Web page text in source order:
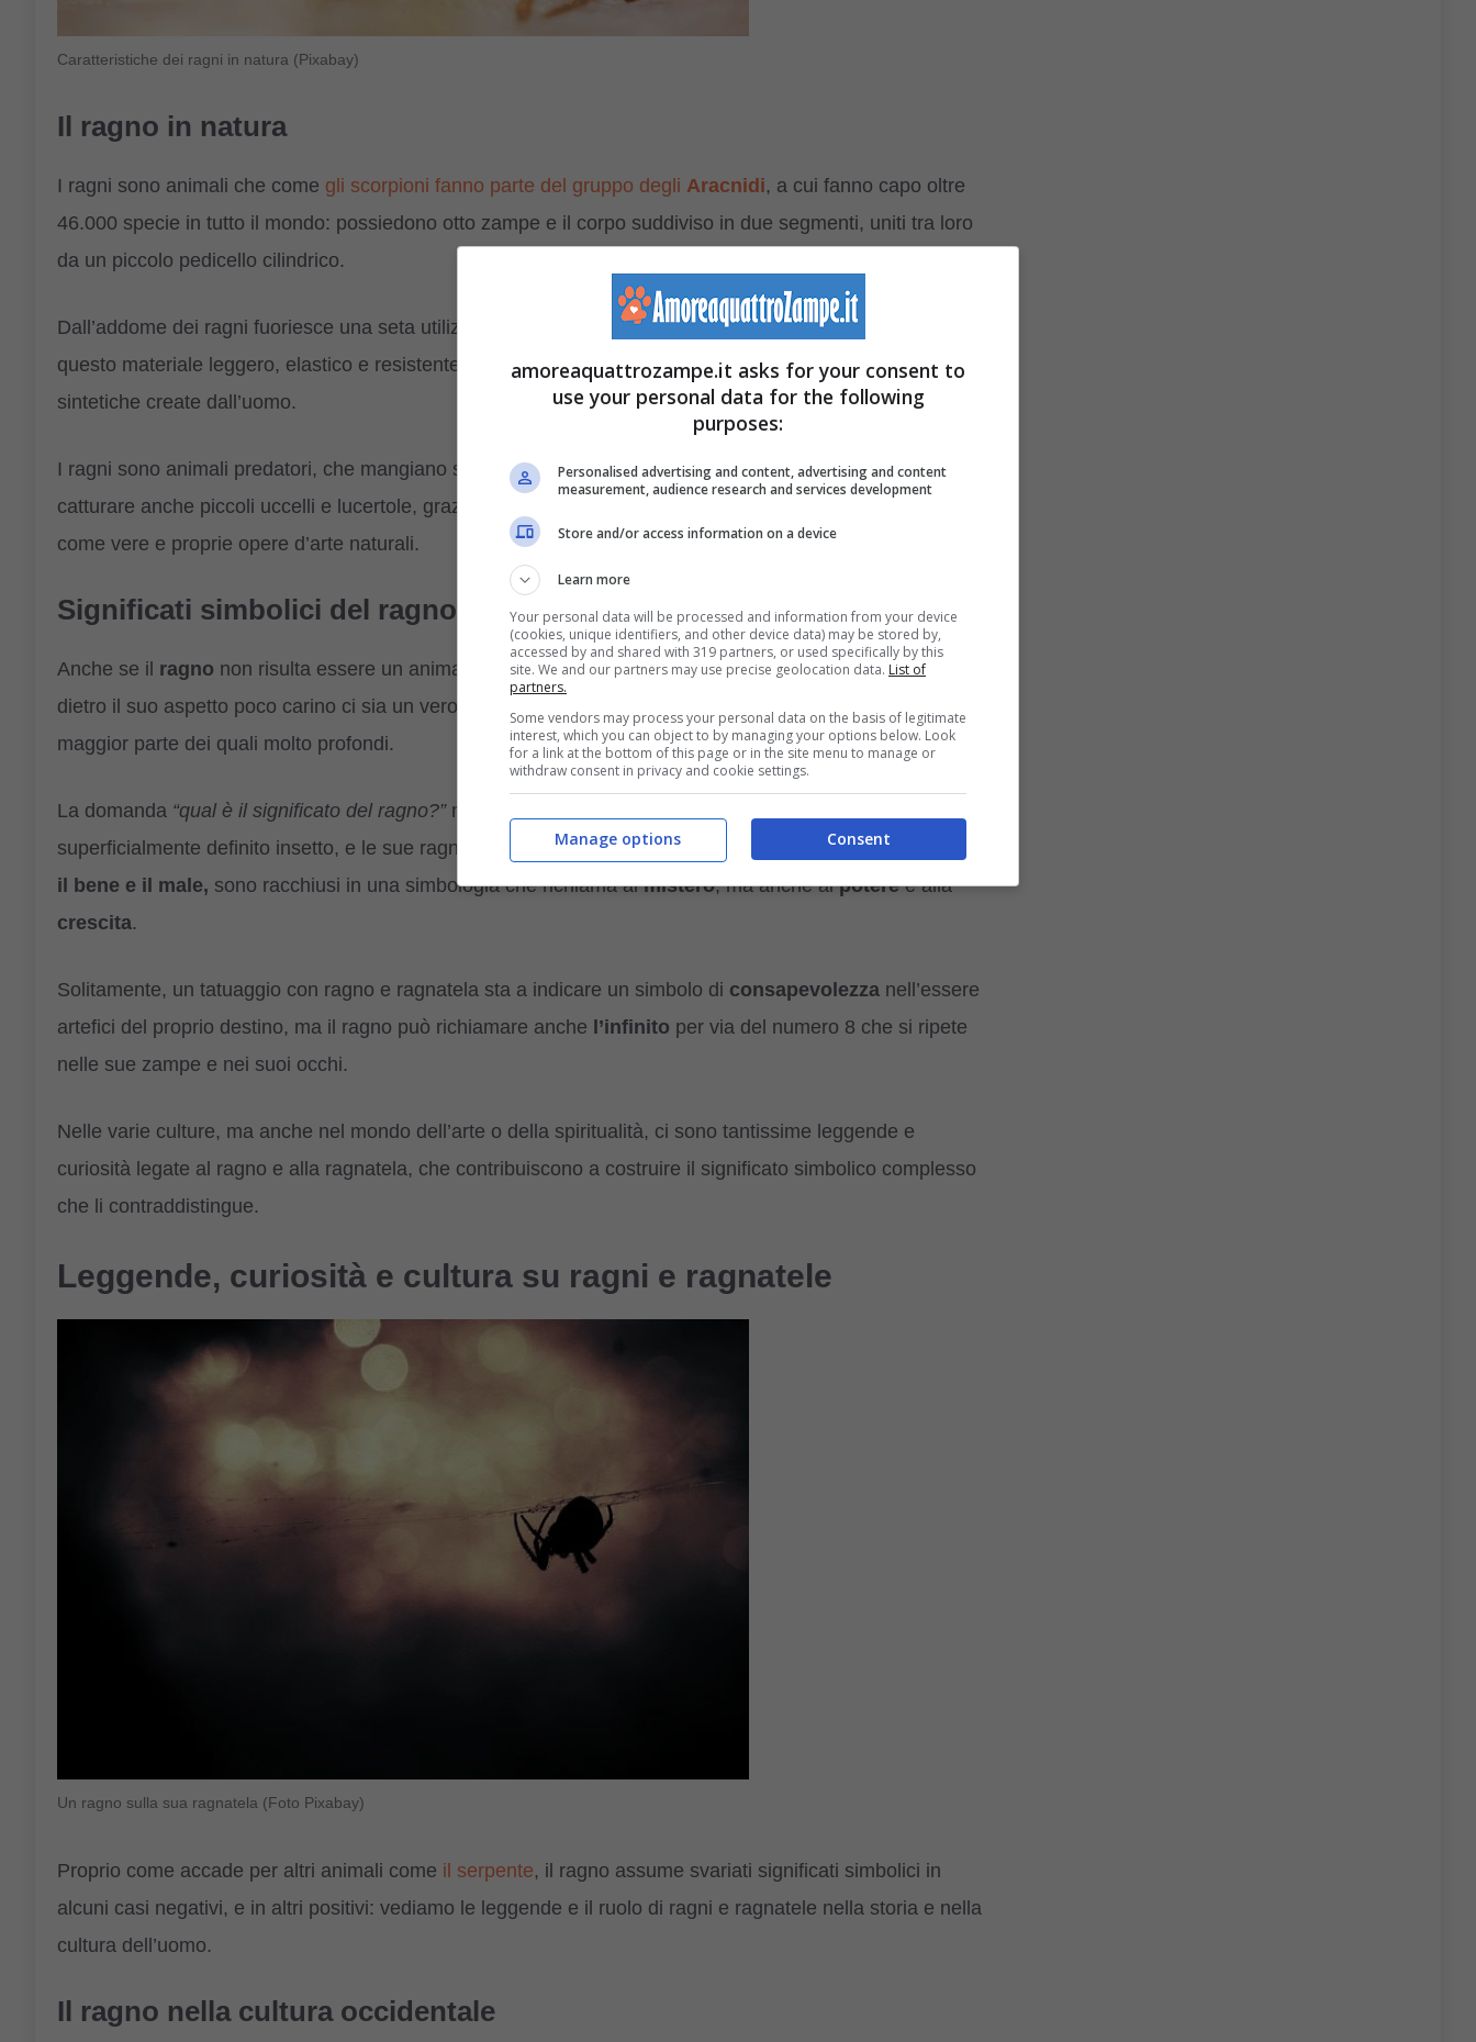
Caratteristiche dei ragni in natura (Pixabay)
Il ragno in natura
I ragni sono animali che come gli scorpioni fanno parte del gruppo degli Aracnidi, a cui fanno capo oltre
46.000 specie in tutto il mondo: possiedono otto zampe e il corpo suddiviso in due segmenti, uniti tra loro
da un piccolo pedicello cilindrico.
Dall’addome dei ragni fuoriesce una seta utilizzata per avvolgere le prede e per costruire leragnatele
questo materiale leggero, elastico e resistente non teme alcun confronto con le più moderne fibre
sintetiche create dall’uomo.
I ragni sono animali predatori, che mangiano solitamente altri insetti: le specie più grandi riescono a
catturare anche piccoli uccelli e lucertole, grazie alla resistenza delle loro meravigliose ragnatele tessute
come vere e proprie opere d’arte naturali.
Significati simbolici del ragno e della ragnatela
Anche se il ragno non risulta essere un animale molto amato, soprattutto dalle donne, è innegabile che
dietro il suo aspetto poco carino ci sia un vero e proprio mondo di
maggior parte dei quali molto profondi.
La domanda “qual è il significato del ragno?”non è di facile risposta, infatti questo esserino, spesso
superficialmente definito insetto, e le sue ragnatele rivestono un significato molto spesso ambivalente
il bene e il male, sono racchiusi in una simbologia che richiama almistero, ma anche alpoteree alla
crescita.
Solitamente, un tatuaggio con ragno e ragnatela sta a indicare un simbolo di consapevolezza nell’essere
artefici del proprio destino, ma il ragno può richiamare anche l’infinito per via del numero 8 che si ripete
nelle sue zampe e nei suoi occhi.
Nelle varie culture, ma anche nel mondo dell’arte o della spiritualità, ci sono tantissime leggende e
curiosità legate al ragno e alla ragnatela, che contribuiscono a costruire il significato simbolico complesso
che li contraddistingue.
Leggende, curiosità e cultura su ragni e ragnatele
Un ragno sulla sua ragnatela (Foto Pixabay)
Proprio come accade per altri animali come il serpente, il ragno assume svariati significati simbolici in
alcuni casi negativi, e in altri positivi: vediamo le leggende e il ruolo di ragni e ragnatele nella storia e nella
cultura dell’uomo.
Il ragno nella cultura occidentale
amoreaquattrozampe.it asks for your consent to
use your personal data for the following
purposes:
Personalised advertising and content, advertising and content
measurement, audience research and services development
Store and/or access information on a device
Learn more
Your personal data will be processed and information from your device
(cookies, unique identifiers, and other device data) may be stored by,
accessed by and shared with 319 partners, or used specifically by this
site. We and our partners may use precise geolocation data. List of
partners.
Some vendors may process your personal data on the basis of legitimate
interest, which you can object to by managing your options below. Look
for a link at the bottom of this page or in the site menu to manage or
withdraw consent in privacy and cookie settings.
Consent
Manage options